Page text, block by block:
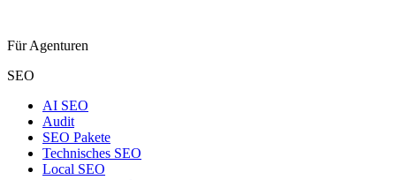
Für Agenturen
SEO
AI SEO
Audit
SEO Pakete
Technisches SEO
Local SEO